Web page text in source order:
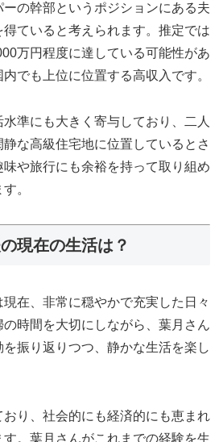
の幹部というポジションにある夫
ていると考えられます。推定では
万円程度に達している可能性があ
でも上位に位置する高収入です。
準にも大きく寄与しており、二人
な高級住宅地に位置しているとさ
や旅行にも余裕を持って取り組め
。
現在の生活は？
在、非常に穏やかで充実した日々
時間を大切にしながら、葉月さん
振り返りつつ、静かな生活を楽し
り、社会的にも経済的にも恵まれ
。葉月さんがこれまでの経験を生